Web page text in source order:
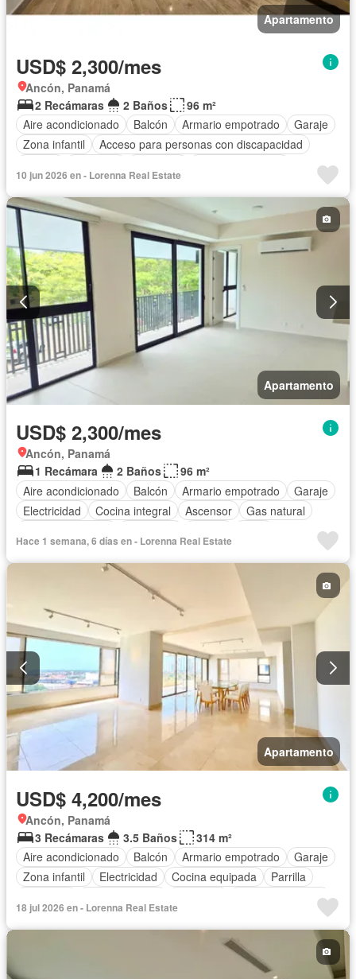
Apartamento
USD$ 2,300/mes
Ancón, Panamá
2 Recámaras
2 Baños
96 m²
Aire acondicionado
Balcón Armario empotrado
Garaje
Zona infantil
Acceso para personas con discapacidad
Seguridad
Piscina Cancha de tenis
10 jun 2026 en - Lorenna Real Estate
Apartamento
USD$ 2,300/mes
Ancón, Panamá
1 Recámara
2 Baños
96 m²
Aire acondicionado
Balcón Armario empotrado
Garaje
Electricidad
Cocina integral Ascensor
Gas natural
Hace 1 semana, 6 días en - Lorenna Real Estate
Apartamento
USD$ 4,200/mes
Ancón, Panamá
3 Recámaras
3.5 Baños
314 m²
Aire acondicionado
Balcón Armario empotrado
Garaje
Zona infantil
Electricidad Cocina equipada
Parrilla
Vista panorámica
Seguridad
Piscina Agua
18 jul 2026 en - Lorenna Real Estate